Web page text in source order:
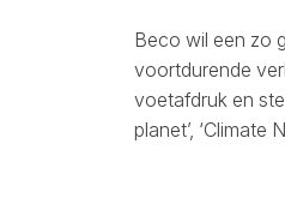
Beco wil een zo
voortdurende
voetafdruk en
planet’, ‘Climate